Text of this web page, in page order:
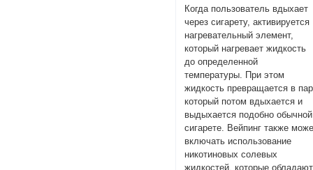
Когда пользователь вдыхает
через сигарету, активируется
нагревательный элемент,
который нагревает жидкость
до определенной
температуры. При этом
жидкость превращается в
который потом вдыхается и
выдыхается подобно обычной
сигарете. Вейпинг также
включать использование
никотиновых солевых
жидкостей, которые обладают